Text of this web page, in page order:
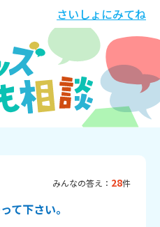
さいしょにみてね
みんなの答え： 28件
て下さい。